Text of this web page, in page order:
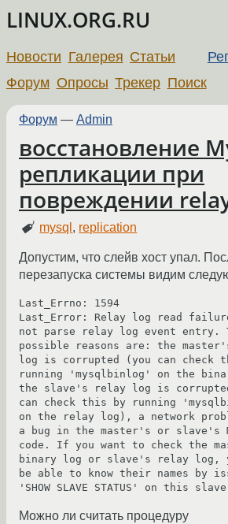
LINUX.ORG.RU
Новости Галерея Статьи
Форум Опросы Трекер Поиск
Форум — Admin
восстановление
репликации при
повреждении
mysql , replication
Допустим, что слейв хост упал.
перезапуска системы видим
Last_Errno: 1594
Last_Error: Relay log read
not parse relay log event entry.
possible reasons are: the
log is corrupted (you can check
running 'mysqlbinlog' on the
the slave's relay log is
can check this by running
on the relay log), a network
a bug in the master's or slave's
code. If you want to check the
binary log or slave's relay log,
be able to know their names by
'SHOW SLAVE STATUS' on this
Можно ли считать процедуру